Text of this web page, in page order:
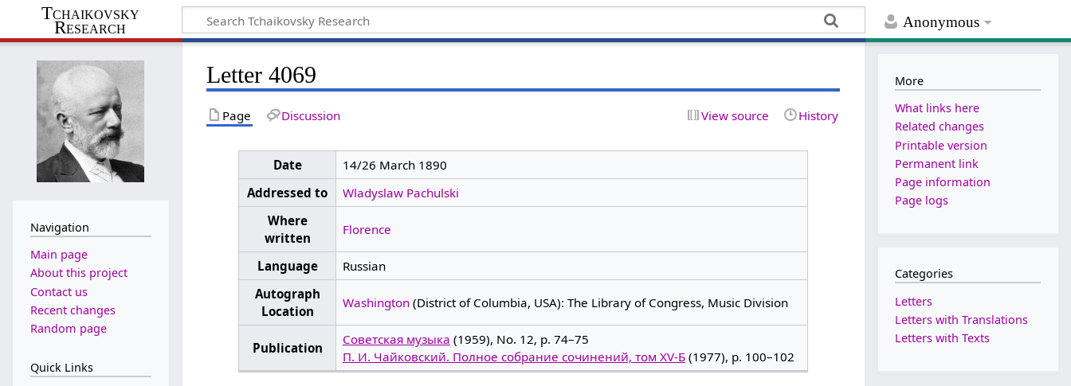
Anonymous
Tchaikovsky
Research
Letter 4069
Page Discussion View source History
Date
14/26 March 1890
Addressed to
Wladyslaw Pachulski
Where
written
Florence
Language
Russian
Autograph
Location
Washington(District of Columbia, USA): The Library of Congress, Music Division
Publication
Советская музыка (1959), No. 12, p. 74–75
П. И. Чайковский. Полное собрание сочинений, том XV-Б(1977), p. 100–102
Navigation
Main page
About this project
Contact us
Recent changes
Random page
Quick Links
More
What links here
Related changes
Printable version
Permanent link
Page information
Page logs
Categories
Letters
Letters with Translations
Letters with Texts